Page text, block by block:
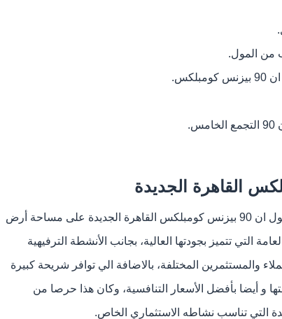
من المول.
قدمت شركة ويلث للاستثمار والتنمية العقارية مول ان 90 بيزنس كومبلكس القاهرة الجديدة على مساحة أرض
التي تتميز بجودتها العالية، بجانب الأنشطة الترفيهية
والمستثمرين المختلفة، بالاضافة الي توافر شريحة كبيرة
و أيضا بأفضل الأسعار التنافسية، وكان هذا حرصا من
التي تناسب نشاطه الاستثماري الخاص.